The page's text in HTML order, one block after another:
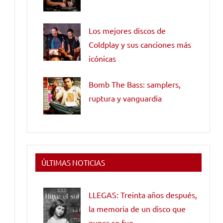
Los mejores discos de
Coldplay y sus canciones más
icónicas
Bomb The Bass: samplers,
ruptura y vanguardia
ÚLTIMAS NOTICIAS
LLEGAS: Treinta años después,
la memoria de un disco que